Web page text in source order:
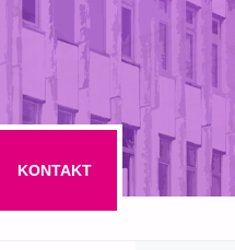
KONTAKT